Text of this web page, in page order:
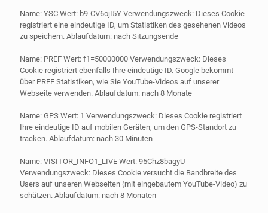
Name: YSC Wert: b9-CV6ojI5Y Verwendungszweck: Dieses Cookie
registriert eine eindeutige ID, um Statistiken des gesehenen Videos
zu speichern. Ablaufdatum: nach Sitzungsende
Name: PREF Wert: f1=50000000 Verwendungszweck: Dieses
Cookie registriert ebenfalls Ihre eindeutige ID. Google bekommt
über PREF Statistiken, wie Sie YouTube-Videos auf unserer
Webseite verwenden. Ablaufdatum: nach 8 Monate
Name: GPS Wert: 1 Verwendungszweck: Dieses Cookie registriert
Ihre eindeutige ID auf mobilen Geräten, um den GPS-Standort zu
tracken. Ablaufdatum: nach 30 Minuten
Name: VISITOR_INFO1_LIVE Wert: 95Chz8bagyU
Verwendungszweck: Dieses Cookie versucht die Bandbreite des
Users auf unseren Webseiten (mit eingebautem YouTube-Video) zu
schätzen. Ablaufdatum: nach 8 Monaten